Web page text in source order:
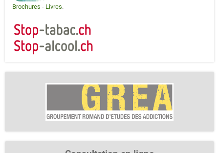
Brochures - Livres.